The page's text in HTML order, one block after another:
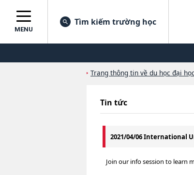
MENU
Tìm kiếm trường học
Trang thông tin về du học đại
Tin tức
2021/04/06 International
Join our info session to learn